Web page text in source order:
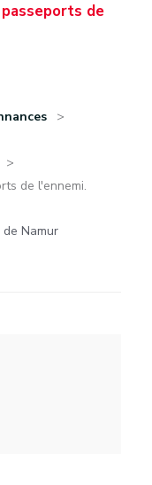
de
de l'ennemi.
Namur